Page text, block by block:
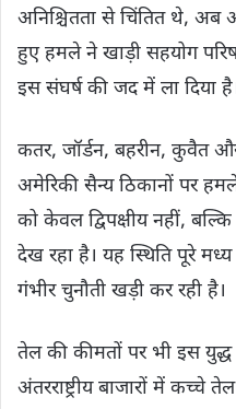
अनिश्चितता से चिंतित थे, अब
हुए हमले ने खाड़ी सहयोग
इस संघर्ष की जद में ला दिया
कतर, जॉर्डन, बहरीन, कुवैत
अमेरिकी सैन्य ठिकानों पर
को केवल द्विपक्षीय नहीं,
देख रहा है। यह स्थिति पूरे
गंभीर चुनौती खड़ी कर रही है।
तेल की कीमतों पर भी इस
अंतरराष्ट्रीय बाजारों में कच्चे